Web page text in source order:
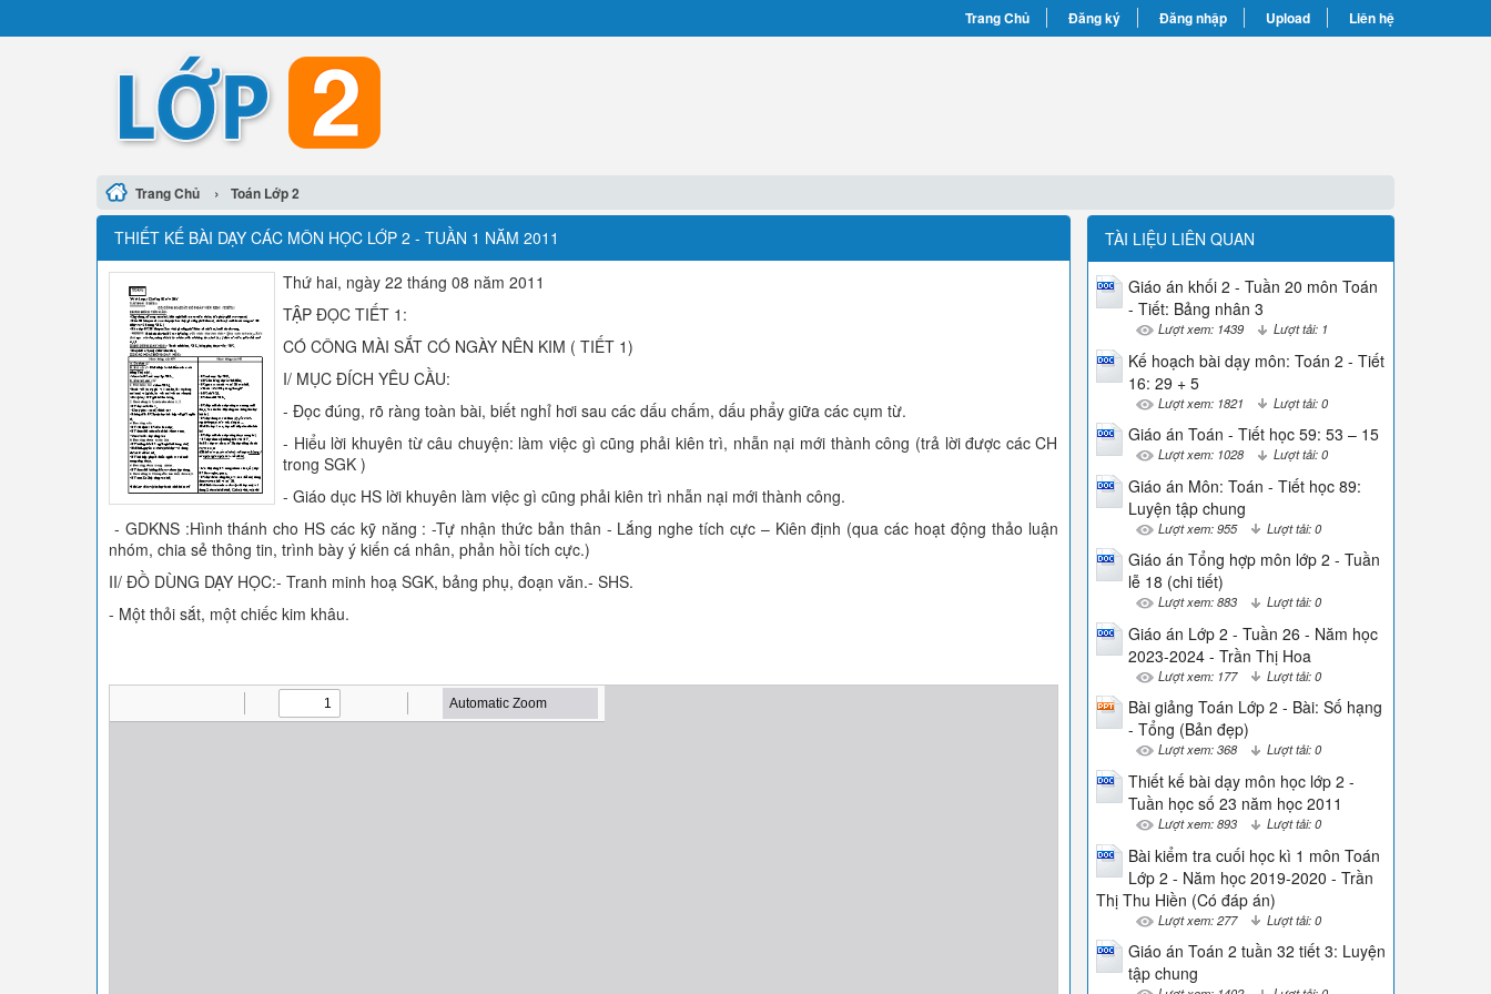
Trang Chủ Đăng ký Đăng nhập Upload Liên hệ
Trang Chủ › Toán Lớp 2
THIẾT KẾ BÀI DẠY CÁC MÔN HỌC LỚP 2 - TUẦN 1 NĂM 2011
Thứ hai, ngày 22 tháng 08 năm 2011
TẬP ĐỌC TIẾT 1:
CÓ CÔNG MÀI SẮT CÓ NGÀY NÊN KIM ( TIẾT 1)
I/ MỤC ĐÍCH YÊU CẦU:
- Đọc đúng, rõ ràng toàn bài, biết nghỉ hơi sau các dấu chấm, dấu phẩy giữa các cụm từ.
- Hiểu lời khuyên từ câu chuyện: làm việc gì cũng phải kiên trì, nhẫn nại mới thành công (trả lời được các CH
trong SGK )
- Giáo dục HS lời khuyên làm việc gì cũng phải kiên trì nhẫn nại mới thành công.
- GDKNS :Hình thánh cho HS các kỹ năng : -Tự nhận thức bản thân - Lắng nghe tích cực – Kiên định (qua các hoạt động thảo luận
nhóm, chia sẻ thông tin, trình bày ý kiến cá nhân, phản hồi tích cực.)
II/ ĐỒ DÙNG DẠY HỌC:- Tranh minh hoạ SGK, bảng phụ, đoạn văn.- SHS.
- Một thỏi sắt, một chiếc kim khâu.
TÀI LIỆU LIÊN QUAN
Giáo án khối 2 - Tuần 20 môn Toán
- Tiết: Bảng nhân 3
Lượt xem: 1439 Lượt tải: 1
Kế hoạch bài dạy môn: Toán 2 - Tiết
16: 29 + 5
Lượt xem: 1821 Lượt tải: 0
Giáo án Toán - Tiết học 59: 53 – 15
Lượt xem: 1028 Lượt tải: 0
Giáo án Môn: Toán - Tiết học 89:
Luyện tập chung
Lượt xem: 955 Lượt tải: 0
Giáo án Tổng hợp môn lớp 2 - Tuần
lễ 18 (chi tiết)
Lượt xem: 883 Lượt tải: 0
Giáo án Lớp 2 - Tuần 26 - Năm học
2023-2024 - Trần Thị Hoa
Lượt xem: 177 Lượt tải: 0
Bài giảng Toán Lớp 2 - Bài: Số hạng
- Tổng (Bản đẹp)
Lượt xem: 368 Lượt tải: 0
Thiết kế bài dạy môn học lớp 2 -
Tuần học số 23 năm học 2011
Lượt xem: 893 Lượt tải: 0
Bài kiểm tra cuối học kì 1 môn Toán
Lớp 2 - Năm học 2019-2020 - Trần
Thị Thu Hiền (Có đáp án)
Lượt xem: 277 Lượt tải: 0
Giáo án Toán 2 tuần 32 tiết 3: Luyện
tập chung